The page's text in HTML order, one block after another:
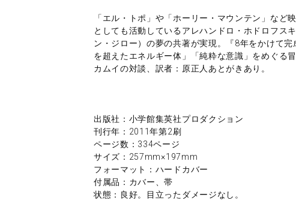
「エル・トポ」や「ホーリー・マウンテン」など
としても活動しているアレハンドロ・ホドロフス
ン・ジロー）の夢の共著が実現。『8年をかけて
を超えたエネルギー体」「純粋な意識」をめぐる
カムイの対談、訳者：原正人あとがきあり。
出版社：小学館集英社プロダクション
刊行年：2011年第2刷
ページ数：334ページ
サイズ：257mm×197mm
フォーマット：ハードカバー
付属品：カバー、帯
状態：良好。目立ったダメージなし。